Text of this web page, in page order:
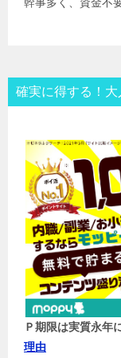
確実に得する！
Ｐ期限は実質永年
理由